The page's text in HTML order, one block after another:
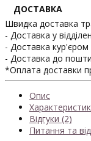
ДОСТАВКА
Швидка доставка
- Доставка у
- Доставка
- Доставка до
*Оплата доставки
Опис
Відгуки (2)
Питання та